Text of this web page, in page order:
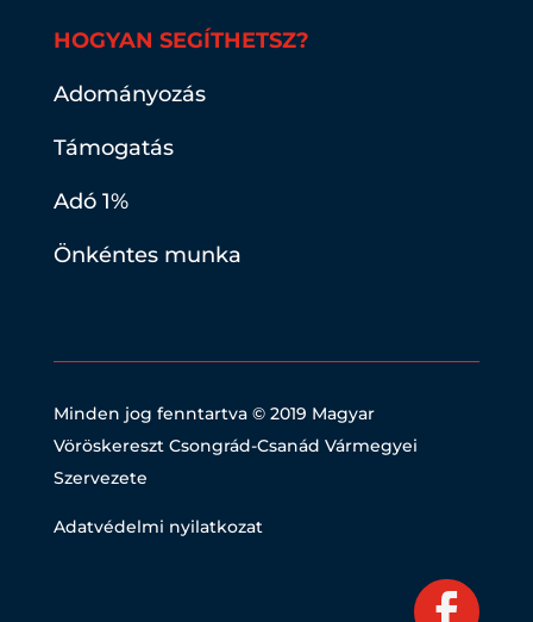
HOGYAN SEGÍTHETSZ?
Adományozás
Támogatás
Adó 1%
Önkéntes munka
Minden jog fenntartva © 2019 Magyar
Vöröskereszt Csongrád-Csanád Vármegyei
Szervezete
Adatvédelmi nyilatkozat
